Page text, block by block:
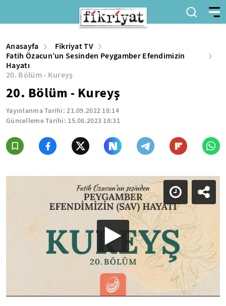
Anasayfa
Fikriyat TV
Fatih Özacun’un Sesinden Peygamber Efendimizin
Hayatı
20. Bölüm - Kureyş
20. Bölüm - Kureyş
Yayınlanma Tarihi:21.09.2022 18:14
Güncelleme Tarihi: 15.08.2023 18:31